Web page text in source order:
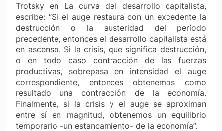
Trotsky en La curva del desarrollo capitalista,
escribe: “Si el auge restaura con un excedente la
destrucción o la austeridad del período
precedente, entonces el desarrollo capitalista está
en ascenso. Si la crisis, que significa destrucción,
o en todo caso contracción de las fuerzas
productivas, sobrepasa en intensidad el auge
correspondiente, entonces obtenemos como
resultado una contracción de la economía.
Finalmente, si la crisis y el auge se aproximan
entre sí en magnitud, obtenemos un equilibrio
temporario -un estancamiento- de la economía”.